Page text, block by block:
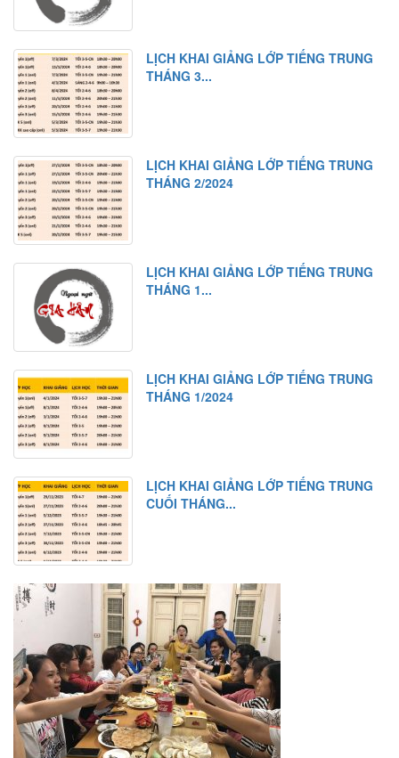
LỊCH KHAI GIẢNG LỚP TIẾNG TRUNG
THÁNG 3...
LỊCH KHAI GIẢNG LỚP TIẾNG TRUNG
THÁNG 2/2024
LỊCH KHAI GIẢNG LỚP TIẾNG TRUNG
THÁNG 1...
LỊCH KHAI GIẢNG LỚP TIẾNG TRUNG
THÁNG 1/2024
LỊCH KHAI GIẢNG LỚP TIẾNG TRUNG
CUỐI THÁNG...